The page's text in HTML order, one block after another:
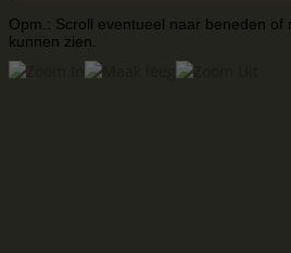
Opm.: Scroll eventueel naar beneden of
kunnen zien.